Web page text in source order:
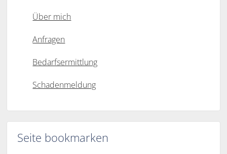
Über mich
Anfragen
Bedarfsermittlung
Schadenmeldung
Seite bookmarken